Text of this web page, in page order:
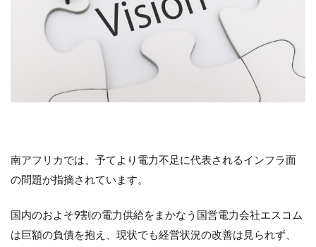
南アフリカでは、予てより電力不足に代表されるインフラ面
の問題が指摘されています。
国内のおよそ9割の電力供給をまかなう国営電力会社エスコム
は巨額の負債を抱え、現状でも経営状況の改善は見られず、